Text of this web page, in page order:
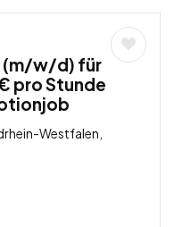
(m/w/d) für
pro Stunde
Westfalen,